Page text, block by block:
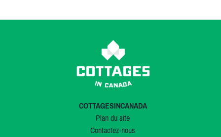
COTTAGESINCANADA
Plan du site
Contactez-nous